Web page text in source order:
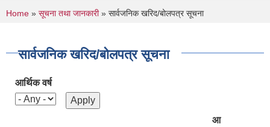
You are here
Home » सूचना तथा जानकारी» सार्वजनिक खरिद/बोलपत्र सूचना
सार्वजनिक खरिद/बोलपत्र सूचना
आर्थिक वर्ष
आ